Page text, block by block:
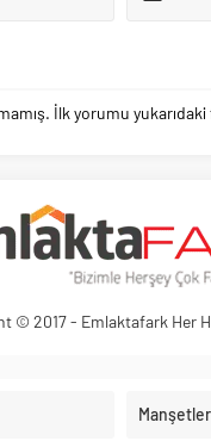
İlk yorumu yukarıdaki
© 2017 - Emlaktafark Her
Manşetler